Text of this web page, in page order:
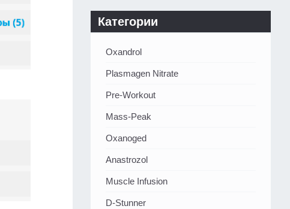
Категории
Oxandrol
Plasmagen Nitrate
Pre-Workout
Mass-Peak
Oxanoged
Аnastrozol
Muscle Infusion
D-Stunner